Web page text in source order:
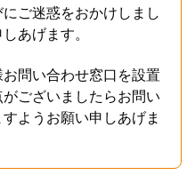
ご迷惑をおかけしまし
あげます。
問い合わせ窓口を設置
ございましたらお問い
ようお願い申しあげま